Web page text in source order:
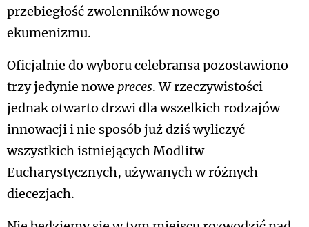
przebiegłość zwolenników nowego
ekumenizmu.
Oficjalnie do wyboru celebransa pozostawiono
trzy jedynie nowe preces. W rzeczywistości
jednak otwarto drzwi dla wszelkich rodzajów
innowacji i nie sposób już dziś wyliczyć
wszystkich istniejących Modlitw
Eucharystycznych, używanych w różnych
diecezjach.